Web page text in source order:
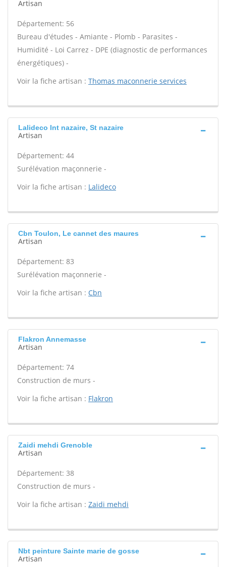
Artisan
Département: 56
Bureau d'études - Amiante - Plomb - Parasites -
Humidité - Loi Carrez - DPE (diagnostic de performances
énergétiques) -
Voir la fiche artisan : Thomas maconnerie services
Lalideco Int nazaire, St nazaire
Artisan
Département: 44
Surélévation maçonnerie -
Voir la fiche artisan : Lalideco
Cbn Toulon, Le cannet des maures
Artisan
Département: 83
Surélévation maçonnerie -
Voir la fiche artisan : Cbn
Flakron Annemasse
Artisan
Département: 74
Construction de murs -
Voir la fiche artisan : Flakron
Zaidi mehdi Grenoble
Artisan
Département: 38
Construction de murs -
Voir la fiche artisan : Zaidi mehdi
Nbt peinture Sainte marie de gosse
Artisan